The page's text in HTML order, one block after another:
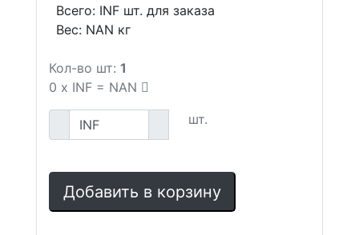
Всего: INF шт. для заказа
Вес: NAN кг
Кол-во шт: 1
0 x INF = NAN
шт.
Добавить в корзину